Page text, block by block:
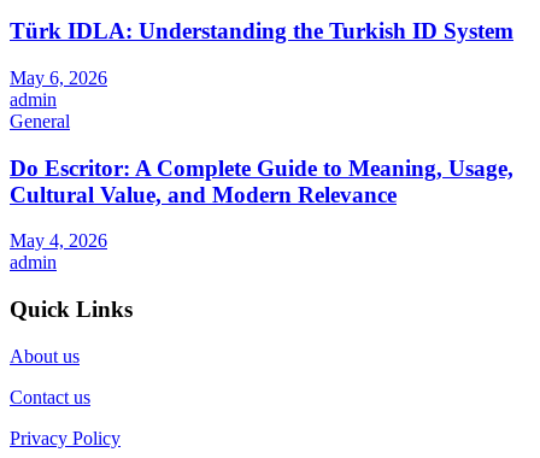
Türk IDLA: Understanding the Turkish ID System
May 6, 2026
admin
General
Do Escritor: A Complete Guide to Meaning, Usage,
Cultural Value, and Modern Relevance
May 4, 2026
admin
Quick Links
About us
Contact us
Privacy Policy